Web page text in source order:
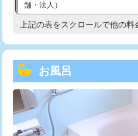
舗・法人）
高度高圧洗浄換
トーラー機使用/3mまで
追加トーラー機使用/3m超え
カメラ調査
上記の表をスクロールで他の料
お風呂